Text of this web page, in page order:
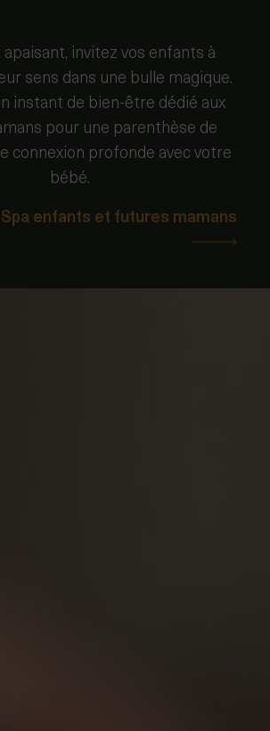
apaisant, invitez vos enfants à
sens dans une bulle magique.
instant de bien-être dédié aux
pour une parenthèse de
connexion profonde avec votre
bébé.
Spa enfants et futures mamans